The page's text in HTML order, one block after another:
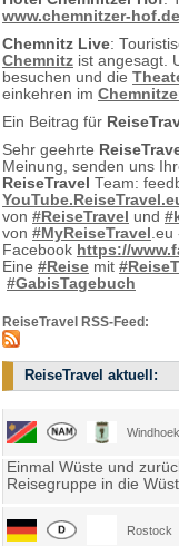
www.chemnitzer-hof.de
Chemnitz Live:
Chemnitz ist angesagt.
besuchen und die
einkehren im
Ein Beitrag für
Sehr geehrte
Meinung, senden uns
ReiseTravel Team:
von #ReiseTravel und
von #MyReiseTravel .eu
Facebook https://
Eine #Reise mit
#GabisTagebuch
ReiseTravel RSS-Feed:
ReiseTravel aktuell:
Windhoek
Einmal Wüste und
Reisegruppe in die
Rostock